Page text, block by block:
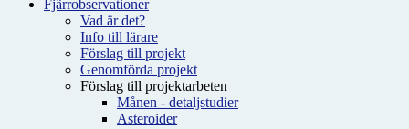
Fjärrobservationer
Vad är det?
Info till lärare
Förslag till projekt
Genomförda projekt
Förslag till projektarbeten
Månen - detaljstudier
Asteroider